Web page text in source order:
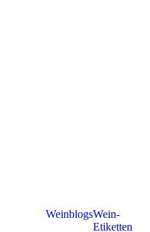
WeinblogsWein-
Etiketten